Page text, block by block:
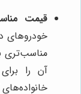
قیمت
خودروهای
مناسب‌تری
آن را